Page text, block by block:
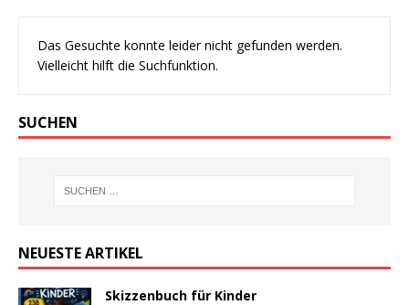
Das Gesuchte konnte leider nicht gefunden werden.
Vielleicht hilft die Suchfunktion.
SUCHEN
NEUESTE ARTIKEL
Skizzenbuch für Kinder